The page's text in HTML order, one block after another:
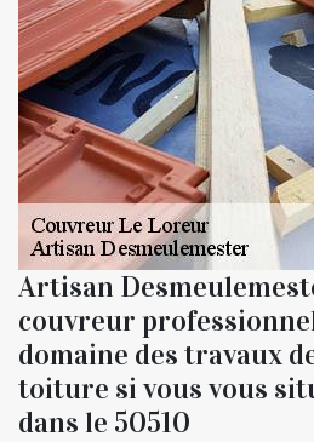
Artisan
couvreur
domaine des travaux
toiture si vous vous
dans le 50510